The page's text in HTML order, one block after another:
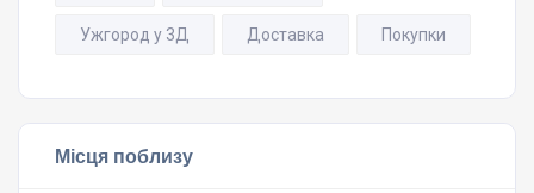
Ужгород у 3Д Доставка Покупки
Місця поблизу